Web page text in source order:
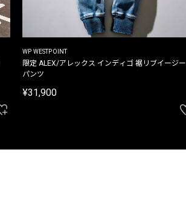
WP WESTPOINT
限定 ALEX/アレックス インディゴ 裾リブイージー
パンツ
¥31,900